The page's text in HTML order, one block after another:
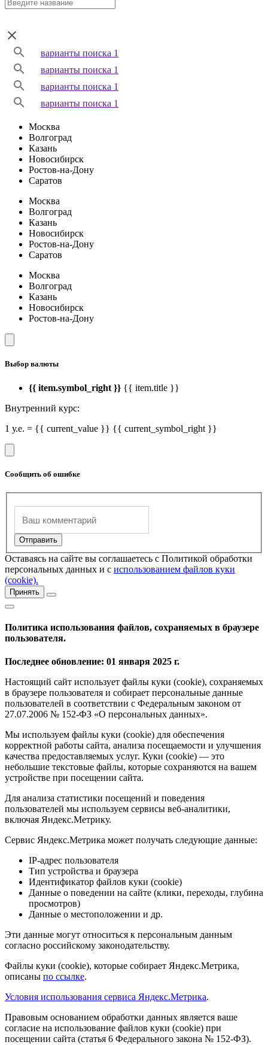
варианты поиска 1
варианты поиска 1
варианты поиска 1
варианты поиска 1
Москва
Волгоград
Казань
Новосибирск
Ростов-на-Дону
Саратов
Москва
Волгоград
Казань
Новосибирск
Ростов-на-Дону
Саратов
Москва
Волгоград
Казань
Новосибирск
Ростов-на-Дону
Выбор валюты
{{ item.symbol_right }} {{ item.title }}
Внутренний курс:
1 у.е. = {{ current_value }} {{ current_symbol_right }}
Сообщить об ошибке
Оставаясь на сайте вы соглашаетесь с Политикой обработки
персональных данных и с использованием файлов куки
(cookie).
Принять
Политика использования файлов, сохраняемых в браузере
пользователя.
Последнее обновление: 01 января 2025 г.
Настоящий сайт использует файлы куки (cookie), сохраняемых
в браузере пользователя и собирает персональные данные
пользователей в соответствии с Федеральным законом от
27.07.2006 № 152-ФЗ «О персональных данных».
Мы используем файлы куки (cookie) для обеспечения
корректной работы сайта, анализа посещаемости и улучшения
качества предоставляемых услуг. Куки (cookie) — это
небольшие текстовые файлы, которые сохраняются на вашем
устройстве при посещении сайта.
Для анализа статистики посещений и поведения
пользователей мы используем сервисы веб-аналитики,
включая Яндекс.Метрику.
Сервис Яндекс.Метрика может получать следующие данные:
IP-адрес пользователя
Тип устройства и браузера
Идентификатор файлов куки (cookie)
Данные о поведении на сайте (клики, переходы, глубина
просмотров)
Данные о местоположении и др.
Эти данные могут относиться к персональным данным
согласно российскому законодательству.
Файлы куки (cookie), которые собирает Яндекс.Метрика,
описаны по ссылке.
Условия использования сервиса Яндекс.Метрика.
Правовым основанием обработки данных является ваше
согласие на использование файлов куки (cookie) при
посещении сайта (статья 6 Федерального закона № 152-ФЗ).